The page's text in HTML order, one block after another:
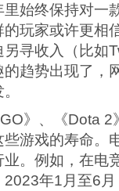
始终保持对一
玩家或许更相
寻收入（比如
趋势出现了，
》、《Dota 2
游戏的寿命。
。例如，在电
年1月至6